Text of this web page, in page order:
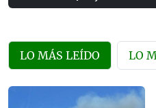
LO MÁS LEÍDO LO